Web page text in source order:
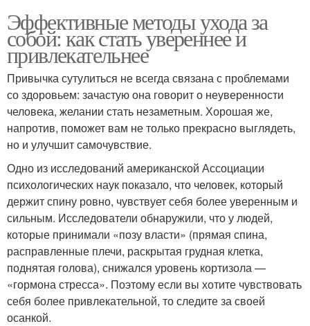
Эффективные методы ухода за
собой: как стать увереннее и
привлекательнее
Привычка сутулиться не всегда связана с проблемами
со здоровьем: зачастую она говорит о неуверенности
человека, желании стать незаметным. Хорошая же,
напротив, поможет вам не только прекрасно выглядеть,
но и улучшит самочувствие.
Одно из исследований американской Ассоциации
психологических наук показало, что человек, который
держит спину ровно, чувствует себя более уверенным и
сильным. Исследователи обнаружили, что у людей,
которые принимали «позу власти» (прямая спина,
расправленные плечи, раскрытая грудная клетка,
поднятая голова), снижался уровень кортизола —
«гормона стресса». Поэтому если вы хотите чувствовать
себя более привлекательной, то следите за своей
осанкой.